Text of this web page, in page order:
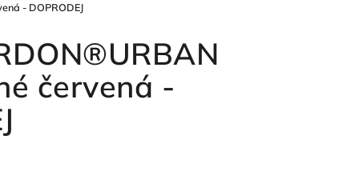
- DOPRODEJ
červená -